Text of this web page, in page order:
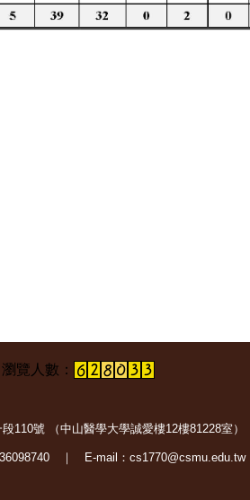
110號 （中山醫學大學誠愛樓12樓81228室）
36098740 ｜ E-mail：cs1770@csmu.edu.tw